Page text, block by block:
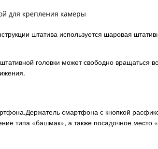
для крепления камеры
штатива используется шаровая
головки может свободно вращаться
смартфона с кнопкой
типа «башмак», а также посадочное место